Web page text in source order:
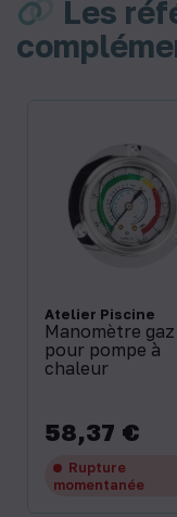
Les
Atelier Piscine
Manomètre gaz
pour pompe à
chaleur
Prix
58,37 €
Rupture
momentanée